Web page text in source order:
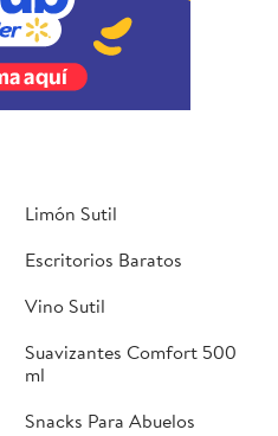
Limón Sutil
Escritorios Baratos
Vino Sutil
Suavizantes Comfort 500
ml
Snacks Para Abuelos